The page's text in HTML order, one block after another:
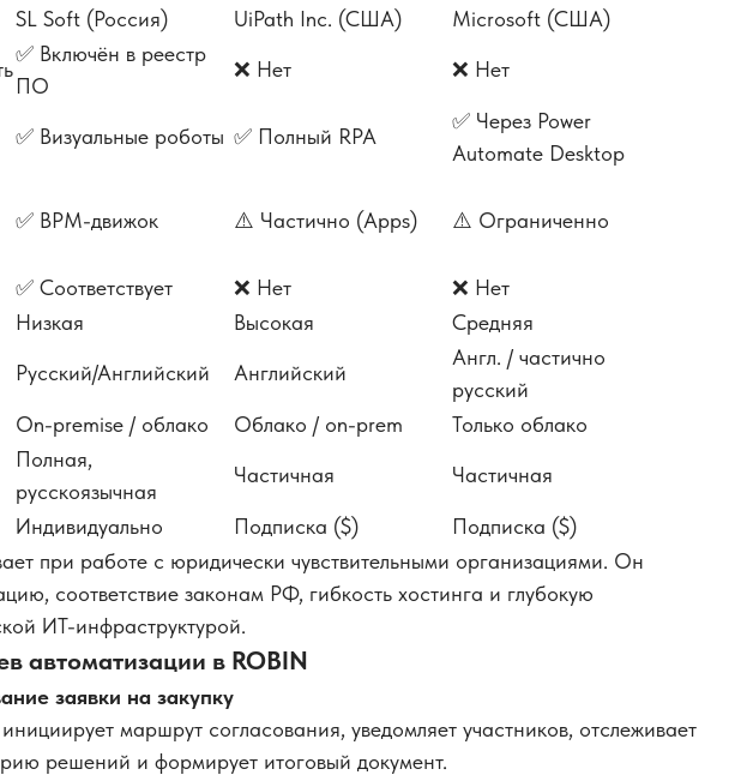
SL Soft (Россия) UiPath Inc. (США)
Microsoft (США)
✅ Включён в реестр
ПО
❌ Нет ❌ Нет
✅ Визуальные роботы ✅ Полный RPA
✅ Через Power
Automate Desktop
✅ BPM-движок ⚠️ Частично (Apps) ⚠️ Ограниченно
✅ Соответствует ❌ Нет
❌ Нет
Низкая Высокая
Средняя
Русский/Английский Английский
Англ. / частично
русский
On-premise / облако Облако / on-prem
Только облако
Полная,
русскоязычная
Частичная Частичная
Индивидуально Подписка ($)
Подписка ($)
при работе с юридически чувствительными организациями. Он
соответствие законам РФ, гибкость хостинга и глубокую
ИТ-инфраструктурой.
автоматизации в ROBIN
заявки на закупку
маршрут согласования, уведомляет участников, отслеживает
решений и формирует итоговый документ.